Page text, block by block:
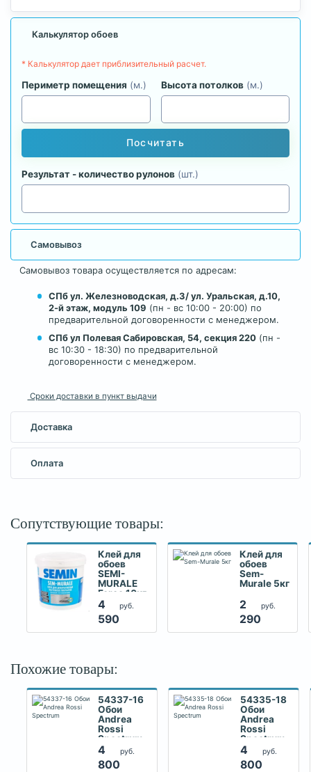
Калькулятор обоев
* Калькулятор дает приблизительный расчет.
Периметр помещения (м.) Высота потолков (м.)
Посчитать
Результат - количество рулонов (шт.)
Самовывоз
Самовывоз товара осуществляется по адресам:
СПб ул. Железноводская, д.3/ ул. Уральская, д.10,
2-й этаж, модуль 109 (пн - вс 10:00 - 20:00) по
предварительной договоренности с менеджером.
СПб ул Полевая Сабировская, 54, секция 220 (пн -
вс 10:30 - 18:30) по предварительной
договоренности с менеджером.
Сроки доставки в пункт выдачи
Доставка
Оплата
Сопутствующие товары:
Клей для
обоев
SEMI-
MURALE
Force 10кг
4
590
руб.
Клей для
обоев
Sem-
Murale 5кг
2
290
руб.
Похожие товары:
54337-16
Обои
Andrea
Rossi
Spectrum
4
800
руб.
54335-18
Обои
Andrea
Rossi
Spectrum
4
800
руб.